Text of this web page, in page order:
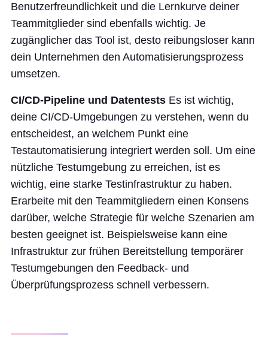
Benutzerfreundlichkeit und die Lernkurve deiner
Teammitglieder sind ebenfalls wichtig. Je
zugänglicher das Tool ist, desto reibungsloser kann
dein Unternehmen den Automatisierungsprozess
umsetzen.
CI/CD-Pipeline und Datentests Es ist wichtig,
deine CI/CD-Umgebungen zu verstehen, wenn du
entscheidest, an welchem Punkt eine
Testautomatisierung integriert werden soll. Um eine
nützliche Testumgebung zu erreichen, ist es
wichtig, eine starke Testinfrastruktur zu haben.
Erarbeite mit den Teammitgliedern einen Konsens
darüber, welche Strategie für welche Szenarien am
besten geeignet ist. Beispielsweise kann eine
Infrastruktur zur frühen Bereitstellung temporärer
Testumgebungen den Feedback- und
Überprüfungsprozess schnell verbessern.